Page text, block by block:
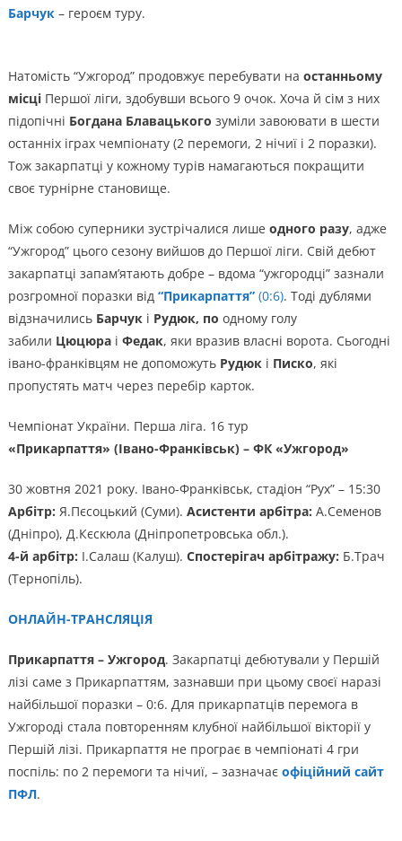
Барчук – героєм туру.
Натомість “Ужгород” продовжує перебувати на останньому
місці Першої ліги, здобувши всього 9 очок. Хоча й сім з них
підопічні Богдана Блавацького зуміли завоювати в шести
останніх іграх чемпіонату (2 перемоги, 2 нічиї і 2 поразки).
Тож закарпатці у кожному турів намагаються покращити
своє турнірне становище.
Між собою суперники зустрічалися лише одного разу, адже
“Ужгород” цього сезону вийшов до Першої ліги. Свій дебют
закарпатці запам’ятають добре – вдома “ужгородці” зазнали
розгромної поразки від “Прикарпаття”(0:6). Тоді дублями
відзначились Барчук і Рудюк, по одному голу
забили Цюцюраі Федак, яки вразив власні ворота. Сьогодні
івано-франківцям не допоможуть Рудюк і Писко, які
пропустять матч через перебір карток.
Чемпіонат України. Перша ліга. 16 тур
«Прикарпаття» (Івано-Франківськ) – ФК «Ужгород»
30 жовтня 2021 року. Івано-Франківськ, стадіон “Рух” – 15:30
Арбітр: Я.Пєсоцький (Суми). Асистенти арбітра: А.Семенов
(Дніпро), Д.Кєскюла (Дніпропетровська обл.).
4-й арбітр: І.Салаш (Калуш). Спостерігач арбітражу: Б.Трач
(Тернопіль).
ОНЛАЙН-ТРАНСЛЯЦІЯ
Прикарпаття – Ужгород. Закарпатці дебютували у Першій
лізі саме з Прикарпаттям, зазнавши при цьому своєї наразі
найбільшої поразки – 0:6. Для прикарпатців перемога в
Ужгороді стала повторенням клубної найбільшої вікторії у
Першій лізі. Прикарпаття не програє в чемпіонаті 4 гри
поспіль: по 2 перемоги та нічиї, – зазначає офіційний сайт
ПФЛ.